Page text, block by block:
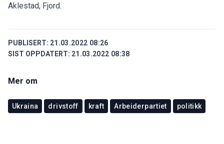
Aklestad, Fjord.
PUBLISERT: 21.03.2022 08:26
SIST OPPDATERT: 21.03.2022 08:38
Mer om
Ukraina drivstoff kraft Arbeiderpartiet politikk